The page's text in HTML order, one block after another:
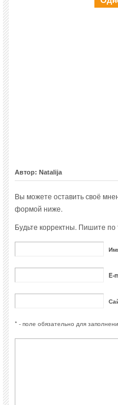
Автор: Natalija
Вы можете оставить своё
формой ниже.
Будьте корректны. Пишите по
E-
* - поле обязательно для